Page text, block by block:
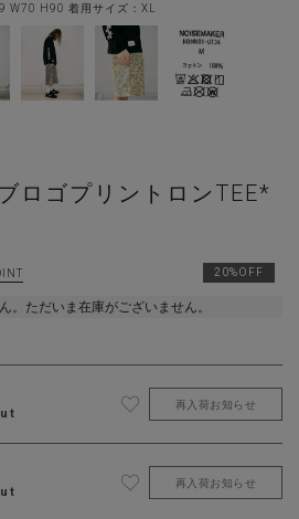
W70 H90 着用サイズ：XL
ロゴプリントロンTEE*
20%OFF
。ただいま在庫がございません。
再入荷お知らせ
再入荷お知らせ